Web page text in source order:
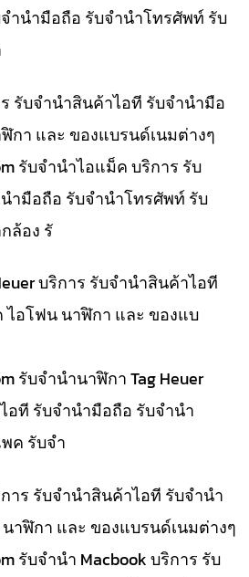
ำนำมือถือ รับจำนำโทรศัพท์ รับ
รับจำนำสินค้าไอที รับจำนำมือ
กา และ ของแบรนด์เนมต่างๆ
รับจำนำไอแม็ค บริการ รับ
ำมือถือ รับจำนำโทรศัพท์ รับ
ล้อง รั
บริการ รับจำนำสินค้าไอที
อโฟน นาฬิกา และ ของแบ
รับจำนำนาฬิกา Tag Heuer
อที รับจำนำมือถือ รับจำนำ
ค รับจำ
าร รับจำนำสินค้าไอที รับจำนำ
าฬิกา และ ของแบรนด์เนมต่างๆ
รับจำนำ Macbook บริการ รับ